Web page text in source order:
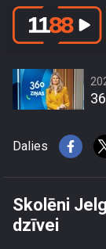
Dalies
Skolēni
dzīvei